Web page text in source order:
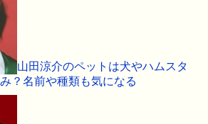
山田涼介のペットは犬やハムスタ
？名前や種類も気になる